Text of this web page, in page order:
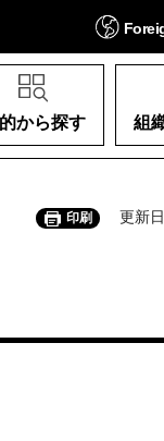
から探す 組
印刷 更新